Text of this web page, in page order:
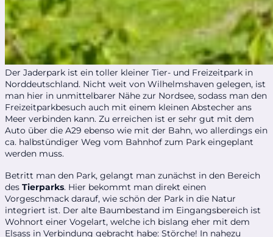
Der Jaderpark ist ein toller kleiner Tier- und Freizeitpark in
Norddeutschland. Nicht weit von Wilhelmshaven gelegen, ist
man hier in unmittelbarer Nähe zur Nordsee, sodass man den
Freizeitparkbesuch auch mit einem kleinen Abstecher ans
Meer verbinden kann. Zu erreichen ist er sehr gut mit dem
Auto über die A29 ebenso wie mit der Bahn, wo allerdings ein
ca. halbstündiger Weg vom Bahnhof zum Park eingeplant
werden muss.
Betritt man den Park, gelangt man zunächst in den Bereich
des Tierparks. Hier bekommt man direkt einen
Vorgeschmack darauf, wie schön der Park in die Natur
integriert ist. Der alte Baumbestand im Eingangsbereich ist
Wohnort einer Vogelart, welche ich bislang eher mit dem
Elsass in Verbindung gebracht habe: Störche! In nahezu